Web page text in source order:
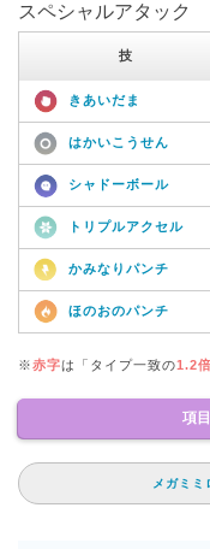
スペシャルアタック
技
きあいだま
はかいこうせん
シャドーボール
トリプルアクセル
かみなりパンチ
ほのおのパンチ
※赤字は「タイプ一致の1.2倍
項
メガミミ